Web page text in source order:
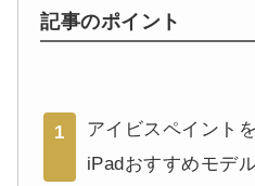
記事のポイント
1
アイビスペイント
iPadおすすめモデ